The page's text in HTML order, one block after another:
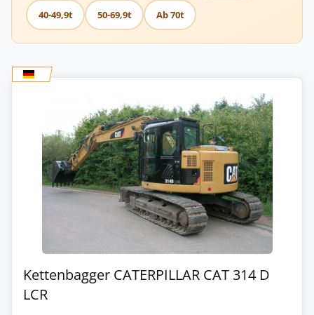
40-49,9t 50-69,9t Ab 70t
Kettenbagger CATERPILLAR CAT 314 D
LCR